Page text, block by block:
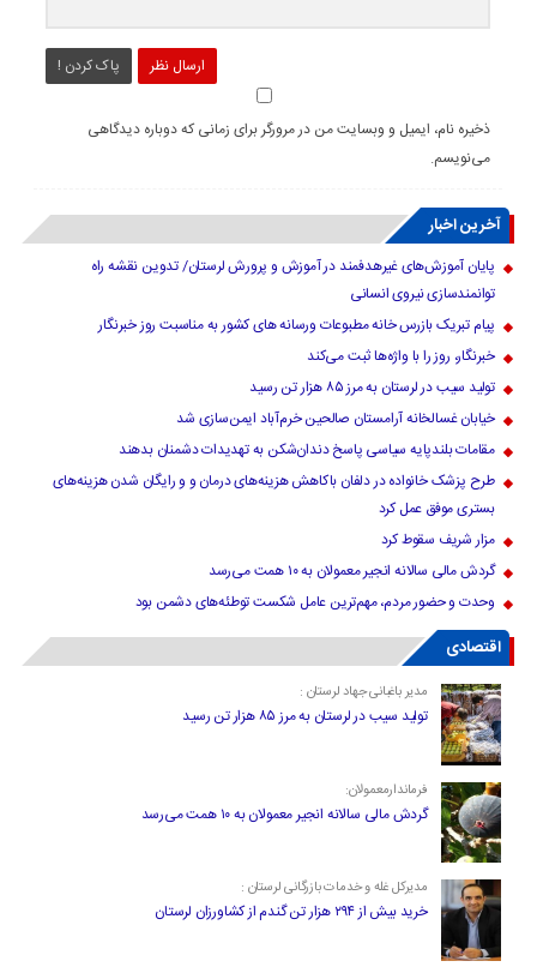
ارسال نظر پاک کردن !
ذخیره نام، ایمیل و وبسایت من در مرورگر برای زمانی که دوباره دیدگاهی
می‌نویسم.
آخرین اخبار
پایان آموزش‌های غیرهدفمند در آموزش و پرورش لرستان/ تدوین نقشه راه
توانمندسازی نیروی انسانی
پیام تبریک بازرس خانه مطبوعات ورسانه های کشور به مناسبت روز خبرنگار
خبرنگار، روز را با واژه‌ها ثبت می‌کند
تولید سیب در لرستان به مرز ۸۵ هزار تن رسید
خیابان غسالخانه آرامستان صالحین خرم‌آباد ایمن‌سازی شد
مقامات بلندپایه سیاسی پاسخ دندان‌شکن به تهدیدات دشمنان بدهند
طرح پزشک خانواده در دلفان باکاهش هزینه‌های درمان و و رایگان شدن هزینه‌های
بستری موفق عمل کرد
مزار شریف سقوط کرد
گردش مالی سالانه انجیر معمولان به ۱۰ همت می‌رسد
وحدت و حضور مردم، مهم‌ترین عامل شکست توطئه‌های دشمن بود
اقتصادی
مدیر باغبانی جهاد لرستان :
تولید سیب در لرستان به مرز ۸۵ هزار تن رسید
فرماندارمعمولان:
گردش مالی سالانه انجیر معمولان به ۱۰ همت می‌رسد
مدیرکل غله و خدمات بازرگانی لرستان :
خرید بیش از ۲۹۴ هزار تن گندم از کشاورزان لرستان